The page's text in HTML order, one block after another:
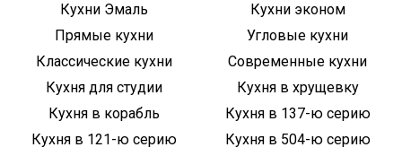
Кухни Эмаль
Кухни эконом
Прямые кухни
Угловые кухни
Классические кухни
Современные кухни
Кухня для студии
Кухня в хрущевку
Кухня в корабль
Кухня в 137-ю серию
Кухня в 121-ю серию
Кухня в 504-ю серию